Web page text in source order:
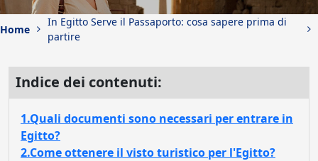
Home
In Egitto Serve il Passaporto: cosa sapere prima di
partire
Indice dei contenuti:
1.Quali documenti sono necessari per entrare in
Egitto?
2.Come ottenere il visto turistico per l'Egitto?